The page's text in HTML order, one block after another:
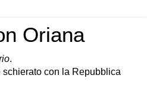
Oriana
.
con la Repubblica